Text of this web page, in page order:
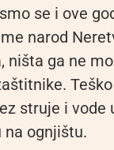
se i ove
narod
ništa ga ne
struje i
na ognjištu.